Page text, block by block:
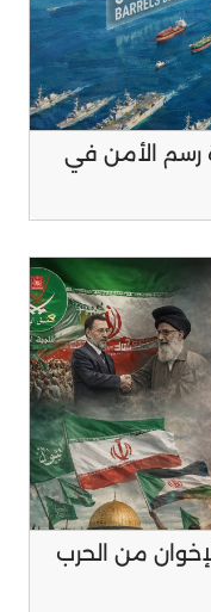
رسم الأمن في
من الحرب